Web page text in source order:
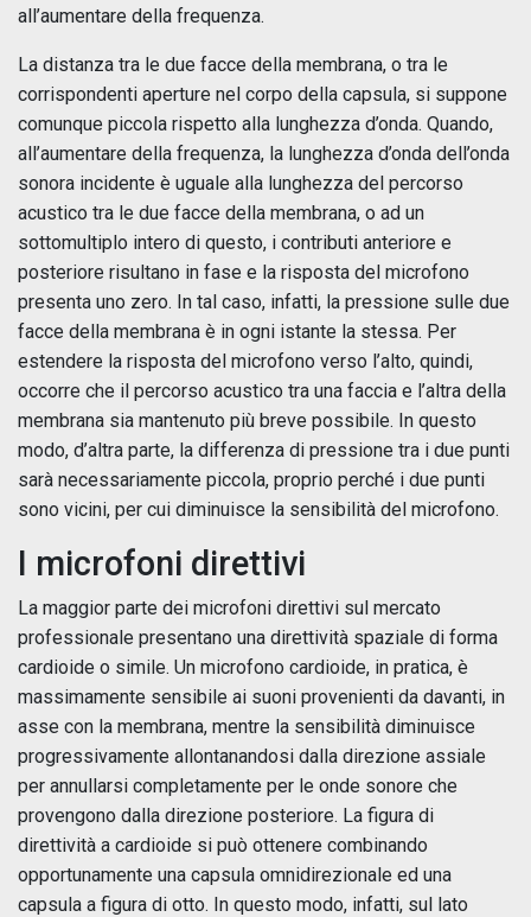
all’aumentare della frequenza.
La distanza tra le due facce della membrana, o tra le
corrispondenti aperture nel corpo della capsula, si suppone
comunque piccola rispetto alla lunghezza d’onda. Quando,
all’aumentare della frequenza, la lunghezza d’onda dell’onda
sonora incidente è uguale alla lunghezza del percorso
acustico tra le due facce della membrana, o ad un
sottomultiplo intero di questo, i contributi anteriore e
posteriore risultano in fase e la risposta del microfono
presenta uno zero. In tal caso, infatti, la pressione sulle due
facce della membrana è in ogni istante la stessa. Per
estendere la risposta del microfono verso l’alto, quindi,
occorre che il percorso acustico tra una faccia e l’altra della
membrana sia mantenuto più breve possibile. In questo
modo, d’altra parte, la differenza di pressione tra i due punti
sarà necessariamente piccola, proprio perché i due punti
sono vicini, per cui diminuisce la sensibilità del microfono.
I microfoni direttivi
La maggior parte dei microfoni direttivi sul mercato
professionale presentano una direttività spaziale di forma
cardioide o simile. Un microfono cardioide, in pratica, è
massimamente sensibile ai suoni provenienti da davanti, in
asse con la membrana, mentre la sensibilità diminuisce
progressivamente allontanandosi dalla direzione assiale
per annullarsi completamente per le onde sonore che
provengono dalla direzione posteriore. La figura di
direttività a cardioide si può ottenere combinando
opportunamente una capsula omnidirezionale ed una
capsula a figura di otto. In questo modo, infatti, sul lato